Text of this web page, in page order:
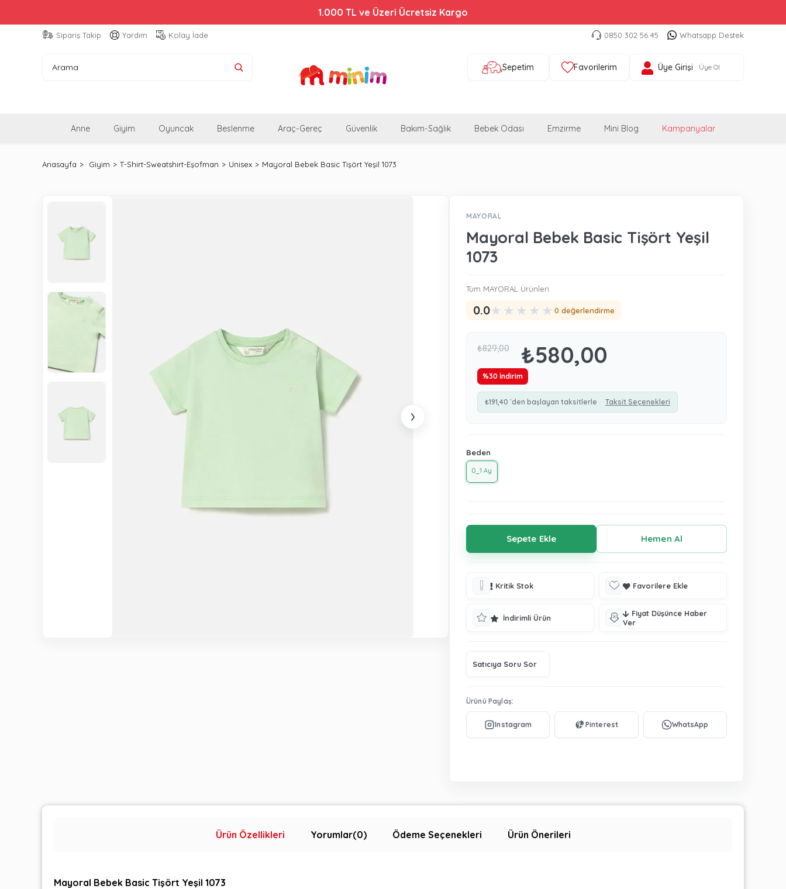
1.000 TL ve Üzeri Ücretsiz Kargo
Sipariş Takip Yardım Kolay İade 0850 302 56 45 Whatsapp Destek
Sepetim Favorilerim Üye Girişi Üye Ol
Anne Giyim Oyuncak Beslenme Araç-Gereç Güvenlik Bakım-Sağlık Bebek Odası Emzirme Mini Blog Kampanyalar
Anasayfa Giyim T-Shirt-Sweatshirt-Eşofman Unisex Mayoral Bebek Basic Tişört Yeşil 1073
›
MAYORAL
Mayoral Bebek Basic Tişört Yeşil
1073
Tüm MAYORAL Ürünleri
0.0★ ★ ★ ★ ★ 0 değerlendirme
₺829,00 ₺580,00
%30 İndirim
₺191,40 `den başlayan taksitlerle Taksit Seçenekleri
Beden
0_1 Ay
Kritik Stok Favorilere Ekle
İndirimli Ürün
Fiyat Düşünce Haber
Ver
Satıcıya Soru Sor
Ürünü Paylaş:
Ürün Özellikleri Yorumlar(0) Ödeme Seçenekleri Ürün Önerileri
Mayoral Bebek Basic Tişört Yeşil 1073